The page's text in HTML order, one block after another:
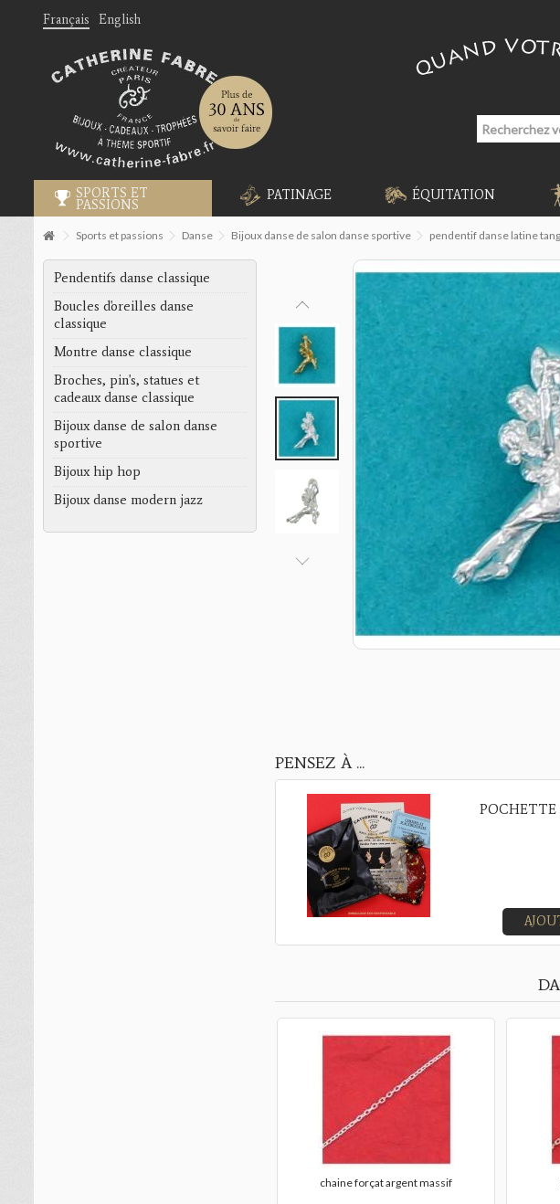
Français English
SPORTS ET
PASSIONS
PATINAGE ÉQUITATION
Sports et passions Danse Bijoux danse de salon danse sportive pendentif danse latine
PENSEZ À ...
POCHETTE
chaine forçat argent massif
Pendentifs danse classique
Boucles d'oreilles danse
classique
Montre danse classique
Broches, pin's, statues et
cadeaux danse classique
Bijoux danse de salon danse
sportive
Bijoux hip hop
Bijoux danse modern jazz